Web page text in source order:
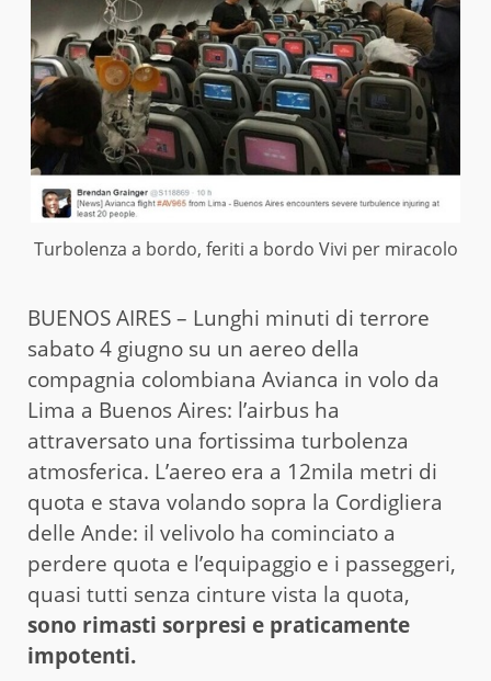
Turbolenza a bordo, feriti a bordo Vivi per miracolo
BUENOS AIRES – Lunghi minuti di terrore
sabato 4 giugno su un aereo della
compagnia colombiana Avianca in volo da
Lima a Buenos Aires: l’airbus ha
attraversato una fortissima turbolenza
atmosferica. L’aereo era a 12mila metri di
quota e stava volando sopra la Cordigliera
delle Ande: il velivolo ha cominciato a
perdere quota e l’equipaggio e i passeggeri,
quasi tutti senza cinture vista la quota,
sono rimasti sorpresi e praticamente
impotenti.